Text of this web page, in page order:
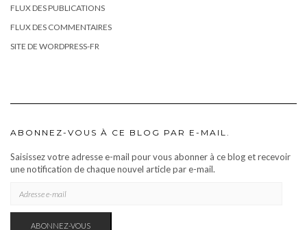
FLUX DES PUBLICATIONS
FLUX DES COMMENTAIRES
SITE DE WORDPRESS-FR
ABONNEZ-VOUS À CE BLOG PAR E-MAIL.
Saisissez votre adresse e-mail pour vous abonner à ce blog et recevoir
une notification de chaque nouvel article par e-mail.
ABONNEZ-VOUS